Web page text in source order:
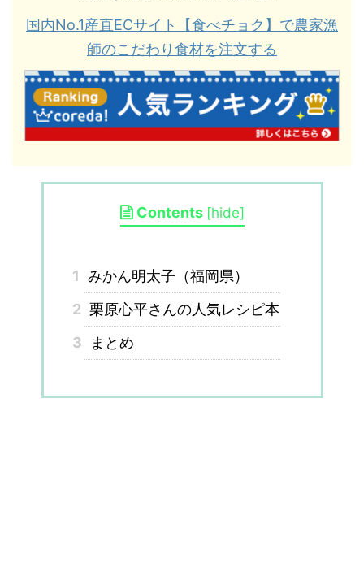
国内No.1産直ECサイト【食べチョク】で農家漁
師のこだわり食材を注文する
Contents [hide]
1 みかん明太子（福岡県）
2 栗原心平さんの人気レシピ本
3
まとめ